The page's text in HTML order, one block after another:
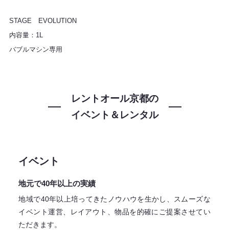
STAGE EVOLUTION
内容量：1L
バブルマシン専用
レントオール京都の
イベント＆レンタル
イベント
地元で40年以上の実績
地域で40年以上培ってきたノウハウを生かし、スムーズな
イベント運営、レイアウト、物品を的確にご提案させてい
ただきます。